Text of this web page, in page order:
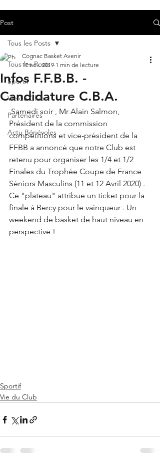
Post
Tous les Posts
Sportif
Vie du Club
Partenaires
Actu Bénévoles
Tous les Posts
Infos F.F.B.B. -
Candidature C.B.A.
Cognac Basket Avenir
17 nov. 2019 1 min de lecture
Samedi soir , Mr Alain Salmon,
Président de la commission
compétitions et vice-président de la
FFBB a annoncé que notre Club est
retenu pour organiser les 1/4 et 1/2
Finales du Trophée Coupe de France
Séniors Masculins (11 et 12 Avril 2020) .
Ce "plateau" attribue un ticket pour la
finale à Bercy pour le vainqueur . Un
weekend de basket de haut niveau en
perspective !
Sportif
Vie du Club